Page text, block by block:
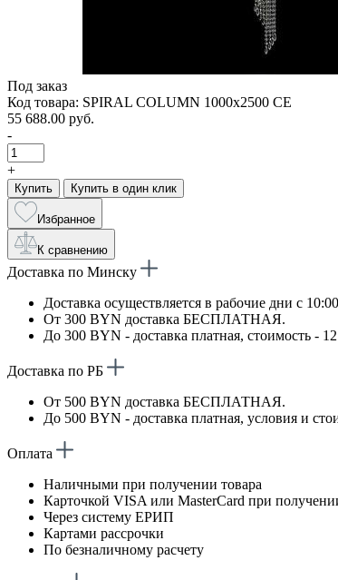
Под заказ
Код товара: SPIRAL COLUMN 1000x2500 CE
55 688.00 руб.
-
+
Купить Купить в один клик
Избранное
К сравнению
Доставка по Минску
Доставка осуществляется в рабочие дни с
От 300 BYN доставка БЕСПЛАТНАЯ.
До 300 BYN - доставка платная, стоимость -
Доставка по РБ
От 500 BYN доставка БЕСПЛАТНАЯ.
До 500 BYN - доставка платная, условия и
Оплата
Наличными при получении товара
Карточкой VISA или MasterCard при
Через систему ЕРИП
Картами рассрочки
По безналичному расчету